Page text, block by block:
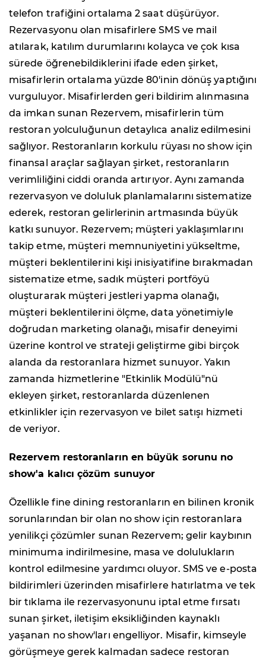
telefon trafiğini ortalama 2 saat düşürüyor.
Rezervasyonu olan misafirlere SMS ve mail
atılarak, katılım durumlarını kolayca ve çok kısa
sürede öğrenebildiklerini ifade eden şirket,
misafirlerin ortalama yüzde 80'inin dönüş yaptığını
vurguluyor. Misafirlerden geri bildirim alınmasına
da imkan sunan Rezervem, misafirlerin tüm
restoran yolculuğunun detaylıca analiz edilmesini
sağlıyor. Restoranların korkulu rüyası no show için
finansal araçlar sağlayan şirket, restoranların
verimliliğini ciddi oranda artırıyor. Aynı zamanda
rezervasyon ve doluluk planlamalarını sistematize
ederek, restoran gelirlerinin artmasında büyük
katkı sunuyor. Rezervem; müşteri yaklaşımlarını
takip etme, müşteri memnuniyetini yükseltme,
müşteri beklentilerini kişi inisiyatifine bırakmadan
sistematize etme, sadık müşteri portföyü
oluşturarak müşteri jestleri yapma olanağı,
müşteri beklentilerini ölçme, data yönetimiyle
doğrudan marketing olanağı, misafir deneyimi
üzerine kontrol ve strateji geliştirme gibi birçok
alanda da restoranlara hizmet sunuyor. Yakın
zamanda hizmetlerine "Etkinlik Modülü"nü
ekleyen şirket, restoranlarda düzenlenen
etkinlikler için rezervasyon ve bilet satışı hizmeti
de veriyor.
Rezervem restoranların en büyük sorunu no
show'a kalıcı çözüm sunuyor
Özellikle fine dining restoranların en bilinen kronik
sorunlarından bir olan no show için restoranlara
yenilikçi çözümler sunan Rezervem; gelir kaybının
minimuma indirilmesine, masa ve dolulukların
kontrol edilmesine yardımcı oluyor. SMS ve e-posta
bildirimleri üzerinden misafirlere hatırlatma ve tek
bir tıklama ile rezervasyonunu iptal etme fırsatı
sunan şirket, iletişim eksikliğinden kaynaklı
yaşanan no show'ları engelliyor. Misafir, kimseyle
görüşmeye gerek kalmadan sadece restoran